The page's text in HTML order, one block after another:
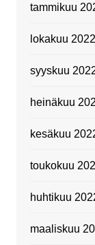
tammikuu
lokakuu 2022
syyskuu
heinäkuu
kesäkuu
toukokuu
huhtikuu
maaliskuu